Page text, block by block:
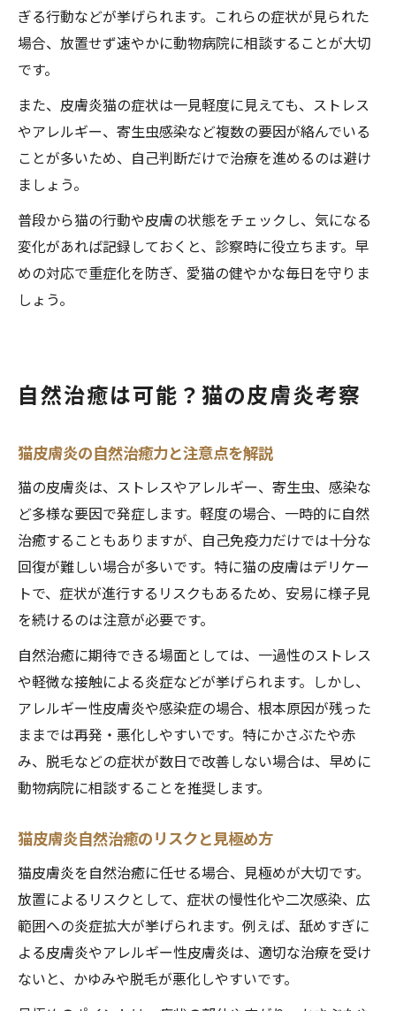
ぎる行動などが挙げられます。これらの症状が見られた
場合、放置せず速やかに動物病院に相談することが大切
です。
また、皮膚炎猫の症状は一見軽度に見えても、ストレス
やアレルギー、寄生虫感染など複数の要因が絡んでいる
ことが多いため、自己判断だけで治療を進めるのは避け
ましょう。
普段から猫の行動や皮膚の状態をチェックし、気になる
変化があれば記録しておくと、診察時に役立ちます。早
めの対応で重症化を防ぎ、愛猫の健やかな毎日を守りま
しょう。
自然治癒は可能？猫の皮膚炎考察
猫皮膚炎の自然治癒力と注意点を解説
猫の皮膚炎は、ストレスやアレルギー、寄生虫、感染な
ど多様な要因で発症します。軽度の場合、一時的に自然
治癒することもありますが、自己免疫力だけでは十分な
回復が難しい場合が多いです。特に猫の皮膚はデリケー
トで、症状が進行するリスクもあるため、安易に様子見
を続けるのは注意が必要です。
自然治癒に期待できる場面としては、一過性のストレス
や軽微な接触による炎症などが挙げられます。しかし、
アレルギー性皮膚炎や感染症の場合、根本原因が残った
ままでは再発・悪化しやすいです。特にかさぶたや赤
み、脱毛などの症状が数日で改善しない場合は、早めに
動物病院に相談することを推奨します。
猫皮膚炎自然治癒のリスクと見極め方
猫皮膚炎を自然治癒に任せる場合、見極めが大切です。
放置によるリスクとして、症状の慢性化や二次感染、広
範囲への炎症拡大が挙げられます。例えば、舐めすぎに
よる皮膚炎やアレルギー性皮膚炎は、適切な治療を受け
ないと、かゆみや脱毛が悪化しやすいです。